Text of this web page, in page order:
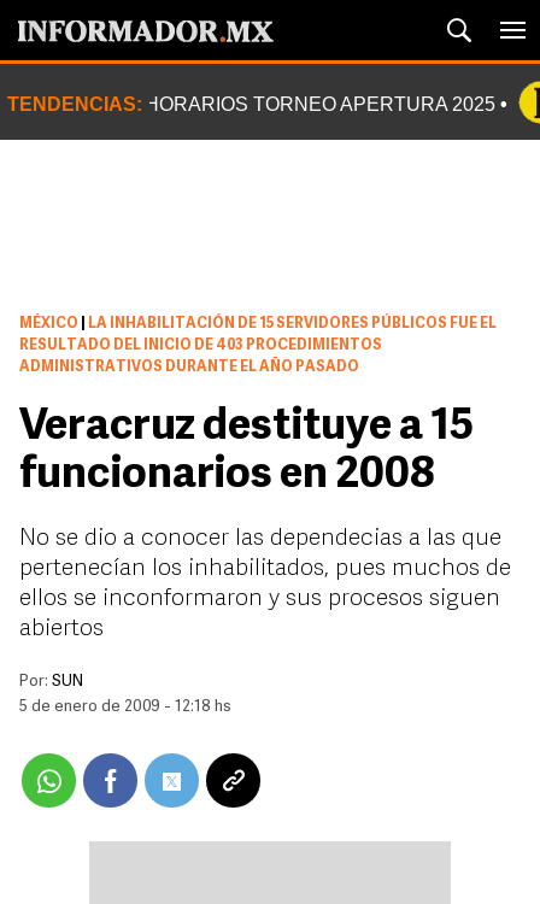
TENDENCIAS: HORARIOS TORNEO APERTURA 2025
MÉXICO
LA INHABILITACIÓN DE 15 SERVIDORES PÚBLICOS FUE EL
RESULTADO DEL INICIO DE 403 PROCEDIMIENTOS
ADMINISTRATIVOS DURANTE EL AÑO PASADO
Veracruz destituye a 15
funcionarios en 2008
No se dio a conocer las dependecias a las que
pertenecían los inhabilitados, pues muchos de
ellos se inconformaron y sus procesos siguen
abiertos
Por: SUN
5 de enero de 2009 - 12:18 hs